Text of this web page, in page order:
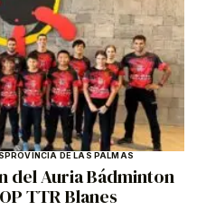
PROVINCIA DE LAS PALMAS
del Auria Bádminton
TTR Blanes